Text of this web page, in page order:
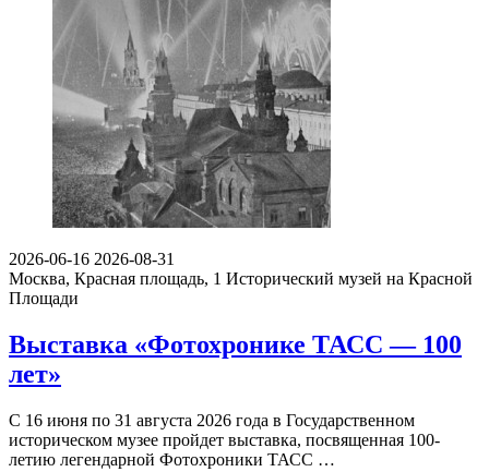
2026-06-16 2026-08-31
Москва, Красная площадь, 1 Исторический музей на Красной
Площади
Выставка «Фотохронике ТАСС — 100
лет»
С 16 июня по 31 августа 2026 года в Государственном
историческом музее пройдет выставка, посвященная 100-
летию легендарной Фотохроники ТАСС …